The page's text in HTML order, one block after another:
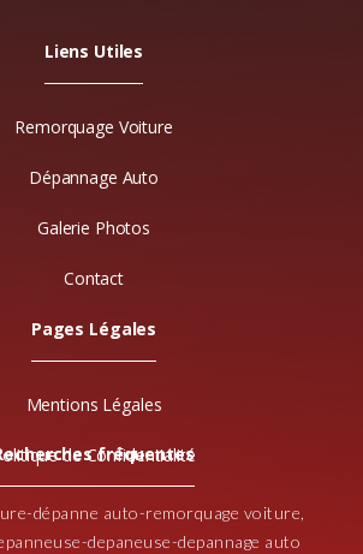
Liens Utiles
Remorquage Voiture
Dépannage Auto
Galerie Photos
Contact
Pages Légales
Mentions Légales
de Confidentialité
fréquentes
dépanne auto-remorquage voiture,
depaneuse-depannage auto